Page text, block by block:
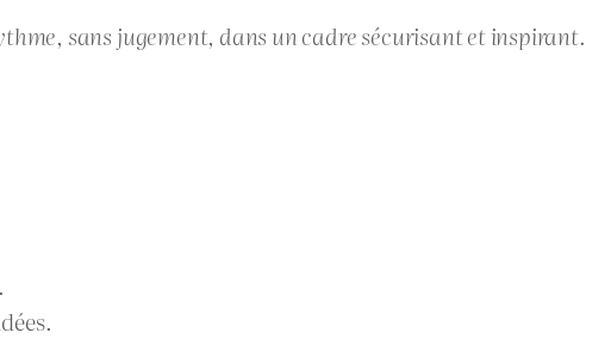
sans jugement, dans un cadre sécurisant et inspirant.